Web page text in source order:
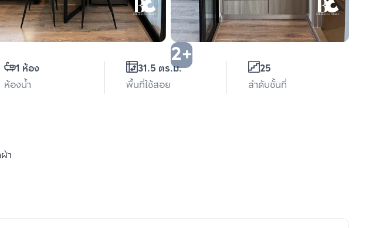
2+
1 ห้อง
ห้องน้ำ
31.5 ตร.ม.
พื้นที่ใช้สอย
25
ลำดับชั้นที่
า